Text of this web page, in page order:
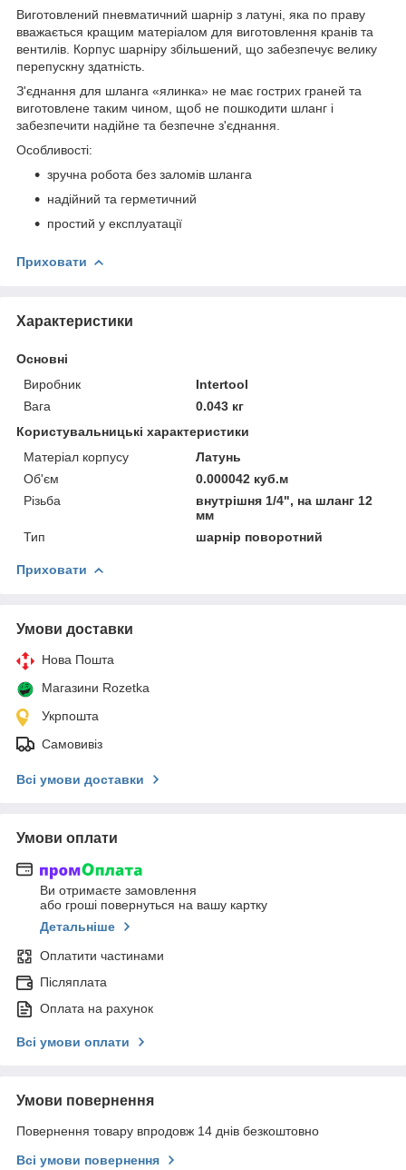
Виготовлений пневматичний шарнір з латуні, яка по праву
вважається кращим матеріалом для виготовлення кранів та
вентилів. Корпус шарніру збільшений, що забезпечує велику
перепускну здатність.
З'єднання для шланга «ялинка» не має гострих граней та
виготовлене таким чином, щоб не пошкодити шланг і
забезпечити надійне та безпечне з'єднання.
Особливості:
зручна робота без заломів шланга
надійний та герметичний
простий у експлуатації
Приховати
Характеристики
Основні
Виробник
Intertool
Вага
0.043 кг
Користувальницькі характеристики
Матеріал корпусу
Латунь
Об'єм
0.000042 куб.м
Різьба
внутрішня 1/4", на шланг 12
мм
Тип
шарнір поворотний
Приховати
Умови доставки
Нова Пошта
Магазини Rozetka
Укрпошта
Самовивіз
Всі умови доставки
Умови оплати
Ви отримаєте замовлення
або гроші повернуться на вашу картку
Детальніше
Оплатити частинами
Післяплата
Оплата на рахунок
Всі умови оплати
Умови повернення
Повернення товару впродовж 14 днів безкоштовно
Всі умови повернення